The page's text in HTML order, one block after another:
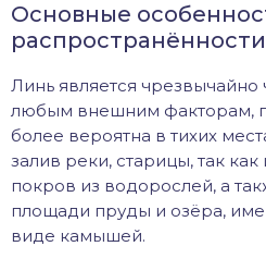
Основные
Линь является чрезвычайно
любым внешним факторам,
более вероятна в тихих
залив реки, старицы, так
покров из водорослей, а
площади пруды и озёра,
виде камышей.